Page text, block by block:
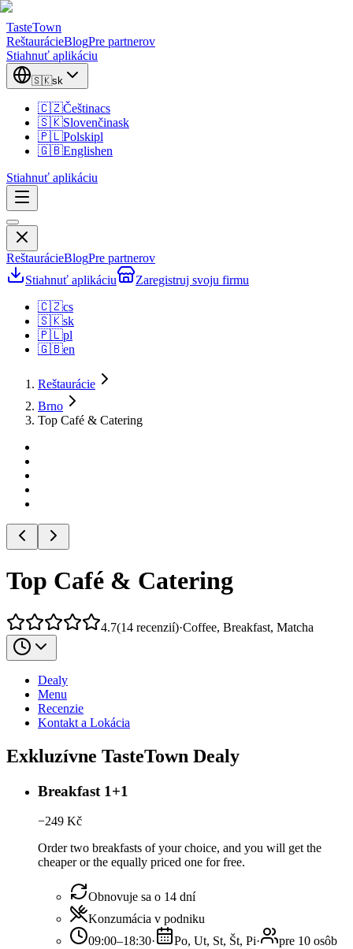
TasteTown
ReštaurácieBlogPre partnerov
Stiahnuť aplikáciu
🇸🇰sk
🇨🇿Češtinacs
🇸🇰Slovenčinask
🇵🇱Polskipl
🇬🇧Englishen
Stiahnuť aplikáciu
ReštaurácieBlogPre partnerov
Stiahnuť aplikáciu
Zaregistruj svoju firmu
🇨🇿cs
🇸🇰sk
🇵🇱pl
🇬🇧en
Reštaurácie
Brno
Top Café & Catering
Top Café & Catering
4.7(14 recenzií)·Coffee, Breakfast, Matcha
Dealy
Menu
Recenzie
Kontakt a Lokácia
Exkluzívne TasteTown Dealy
Breakfast 1+1
−249 Kč
Order two breakfasts of your choice, and you will get the
cheaper or the equally priced one for free.
Obnovuje sa o 14 dní
Konzumácia v podniku
09:00–18:30· Po, Ut, St, Št, Pi·
pre 10 osôb